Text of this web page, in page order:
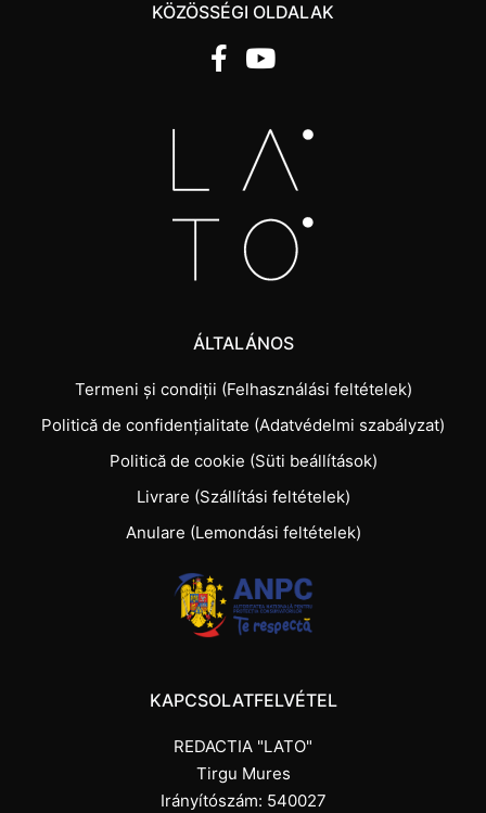
KÖZÖSSÉGI OLDALAK
ÁLTALÁNOS
Termeni și condiții (Felhasználási feltételek)
Politică de confidențialitate (Adatvédelmi szabályzat)
Politică de cookie (Süti beállítások)
Livrare (Szállítási feltételek)
Anulare (Lemondási feltételek)
KAPCSOLATFELVÉTEL
REDACTIA "LATO"
Tirgu Mures
Irányítószám: 540027